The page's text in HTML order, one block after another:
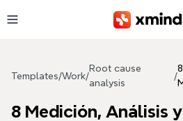
Templates/Work/
Root cause
analysis
/
8 Medición, Análisis